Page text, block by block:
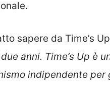
sapere da Time’s Up
anni. Time’s Up è
indipendente per